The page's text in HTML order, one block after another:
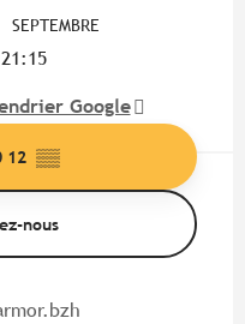
SEPTEMBRE
Google
12 ▒▒
nous